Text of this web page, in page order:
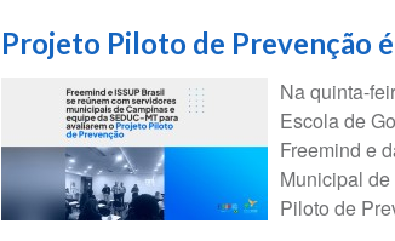
Projeto Piloto de Prevenção
Na quinta-
Escola de
Freemind e
Municipal
Piloto de